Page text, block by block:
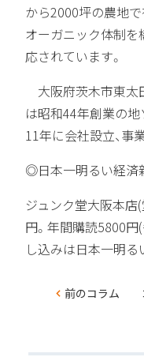
から2000坪の農地
オーガニック体制を
応されています。
大阪府茨木市東太
は昭和44年創業の
11年に会社設立、事
◎日本一明るい経済
ジュンク堂大阪本店
円。年間購読5800円
し込みは日本一明る
コ前のコラム